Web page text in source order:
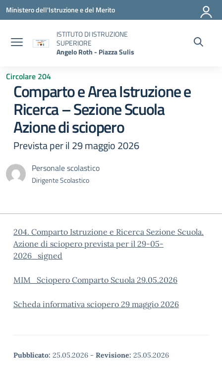
Vai ai contenuti
Vai al menu di navigazione
Vai al footer
Ministero dell'Istruzione e del Merito
ISTITUTO DI ISTRUZIONE
SUPERIORE
Angelo Roth - Piazza Sulis
Circolare 204
Comparto e Area Istruzione e
Ricerca – Sezione Scuola
Azione di sciopero
Prevista per il 29 maggio 2026
Personale scolastico
Dirigente Scolastico
204. Comparto Istruzione e Ricerca Sezione Scuola.
Azione di sciopero prevista per il 29-05-
2026_signed
MIM_Sciopero Comparto Scuola 29.05.2026
Scheda informativa sciopero 29 maggio 2026
Pubblicato: 25.05.2026 - Revisione: 25.05.2026